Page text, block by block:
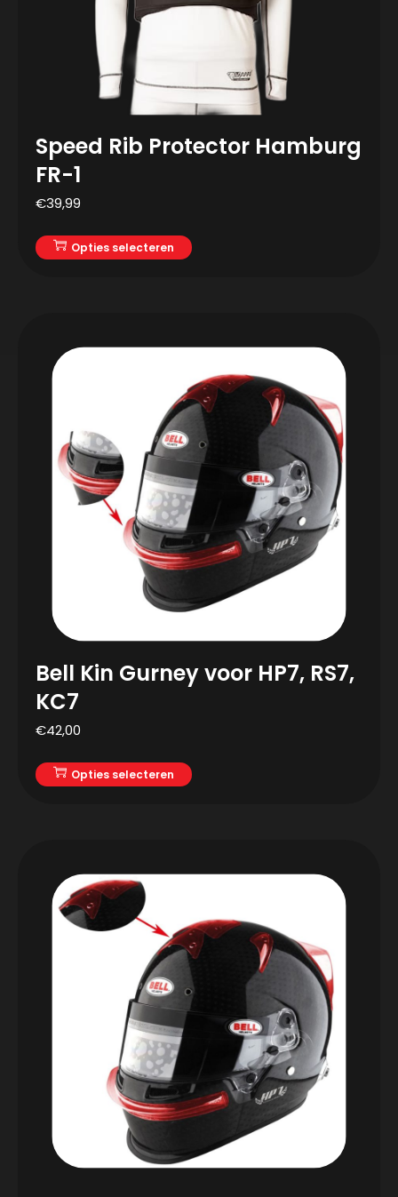
Speed Rib Protector Hamburg
FR-1
€39,99
Opties selecteren
Bell Kin Gurney voor HP7, RS7,
KC7
€42,00
Opties selecteren